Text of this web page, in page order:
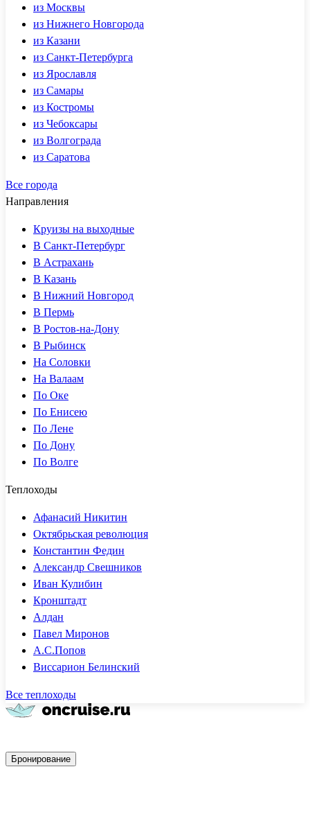
из Москвы
из Нижнего Новгорода
из Казани
из Санкт-Петербурга
из Ярославля
из Самары
из Костромы
из Чебоксары
из Волгограда
из Саратова
Все города
Направления
Круизы на выходные
В Санкт-Петербург
В Астрахань
В Казань
В Нижний Новгород
В Пермь
В Ростов-на-Дону
В Рыбинск
На Соловки
На Валаам
По Оке
По Енисею
По Лене
По Дону
По Волге
Теплоходы
Афанасий Никитин
Октябрьская революция
Константин Федин
Александр Свешников
Иван Кулибин
Кронштадт
Алдан
Павел Миронов
А.С.Попов
Виссарион Белинский
Все теплоходы
Бронирование